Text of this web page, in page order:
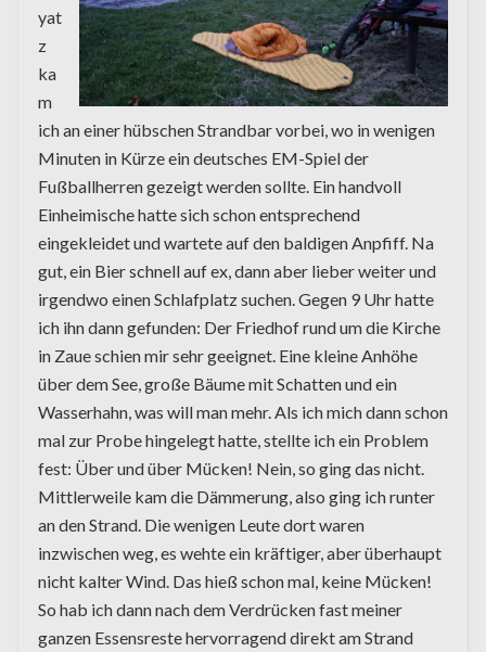
yat
z
ka
m
ich an einer hübschen Strandbar vorbei, wo in wenigen
Minuten in Kürze ein deutsches EM-Spiel der
Fußballherren gezeigt werden sollte. Ein handvoll
Einheimische hatte sich schon entsprechend
eingekleidet und wartete auf den baldigen Anpfiff. Na
gut, ein Bier schnell auf ex, dann aber lieber weiter und
irgendwo einen Schlafplatz suchen. Gegen 9 Uhr hatte
ich ihn dann gefunden: Der Friedhof rund um die Kirche
in Zaue schien mir sehr geeignet. Eine kleine Anhöhe
über dem See, große Bäume mit Schatten und ein
Wasserhahn, was will man mehr. Als ich mich dann schon
mal zur Probe hingelegt hatte, stellte ich ein Problem
fest: Über und über Mücken! Nein, so ging das nicht.
Mittlerweile kam die Dämmerung, also ging ich runter
an den Strand. Die wenigen Leute dort waren
inzwischen weg, es wehte ein kräftiger, aber überhaupt
nicht kalter Wind. Das hieß schon mal, keine Mücken!
So hab ich dann nach dem Verdrücken fast meiner
ganzen Essensreste hervorragend direkt am Strand